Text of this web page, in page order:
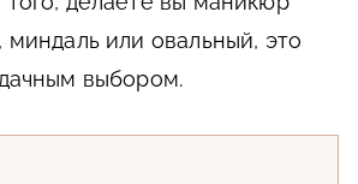
миндаль или овальный, это
выбором.